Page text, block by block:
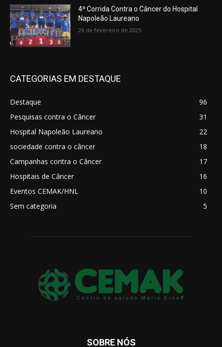
4ª Corrida Contra o Câncer do Hospital
Napoleão Laureano
26 de fevereiro de 2025
CATEGORIAS EM DESTAQUE
Destaque
96
Pesquisas contra o Câncer
31
Hospital Napoleão Laureano
22
sociedade contra o câncer
18
Campanhas contra o Câncer
17
Hospitais de Câncer
16
Eventos CEMAK/HNL
10
Sem categoria
5
SOBRE NÓS